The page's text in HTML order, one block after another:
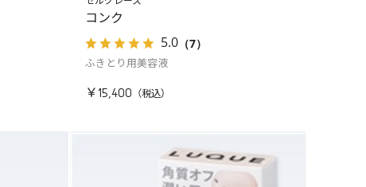
コンク
5.0（7）
ふきとり用美容液
￥15,400